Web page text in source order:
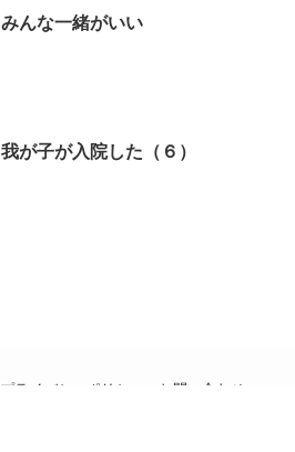
みんな一緒がいい
我が子が入院した（６）
プライバシーポリシー お問い合わせ